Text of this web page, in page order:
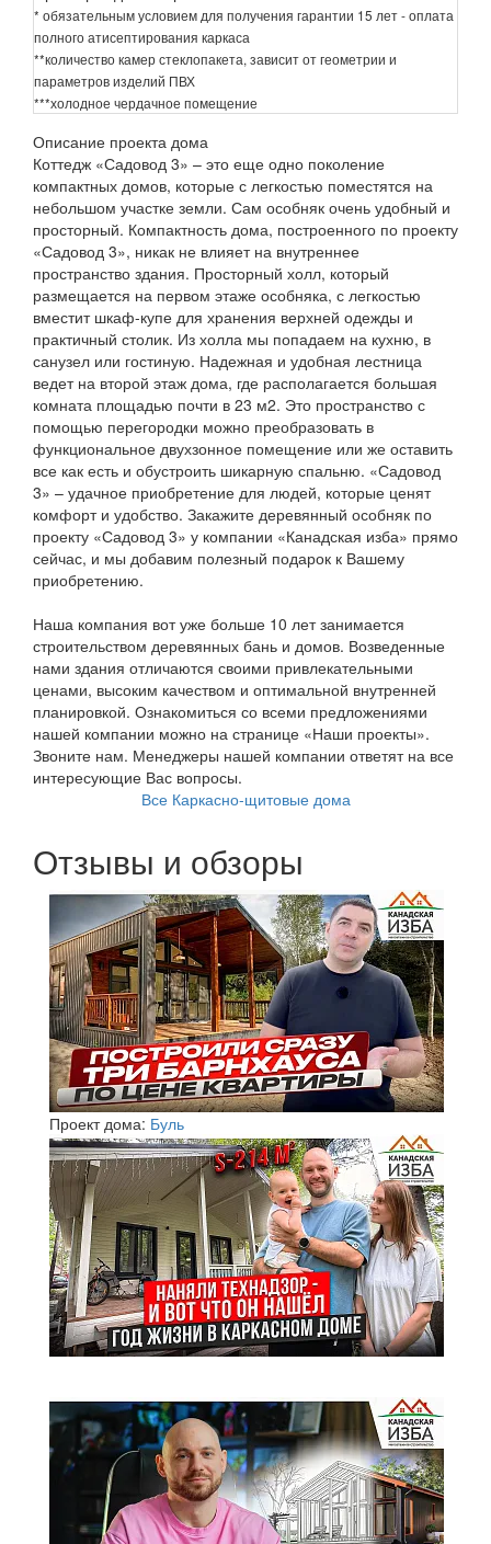
* обязательным условием для получения гарантии 15 лет - оплата
полного атисептирования каркаса
**количество камер стеклопакета, зависит от геометрии и
параметров изделий ПВХ
***холодное чердачное помещение
Описание проекта дома
Коттедж «Садовод 3» – это еще одно поколение
компактных домов, которые с легкостью поместятся на
небольшом участке земли. Сам особняк очень удобный и
просторный. Компактность дома, построенного по проекту
«Садовод 3», никак не влияет на внутреннее
пространство здания. Просторный холл, который
размещается на первом этаже особняка, с легкостью
вместит шкаф-купе для хранения верхней одежды и
практичный столик. Из холла мы попадаем на кухню, в
санузел или гостиную. Надежная и удобная лестница
ведет на второй этаж дома, где располагается большая
комната площадью почти в 23 м2. Это пространство с
помощью перегородки можно преобразовать в
функциональное двухзонное помещение или же оставить
все как есть и обустроить шикарную спальню. «Садовод
3» – удачное приобретение для людей, которые ценят
комфорт и удобство. Закажите деревянный особняк по
проекту «Садовод 3» у компании «Канадская изба» прямо
сейчас, и мы добавим полезный подарок к Вашему
приобретению.
Наша компания вот уже больше 10 лет занимается
строительством деревянных бань и домов. Возведенные
нами здания отличаются своими привлекательными
ценами, высоким качеством и оптимальной внутренней
планировкой. Ознакомиться со всеми предложениями
нашей компании можно на странице «Наши проекты».
Звоните нам. Менеджеры нашей компании ответят на все
интересующие Вас вопросы.
Все Каркасно-щитовые дома
Отзывы и обзоры
Проект дома: Буль